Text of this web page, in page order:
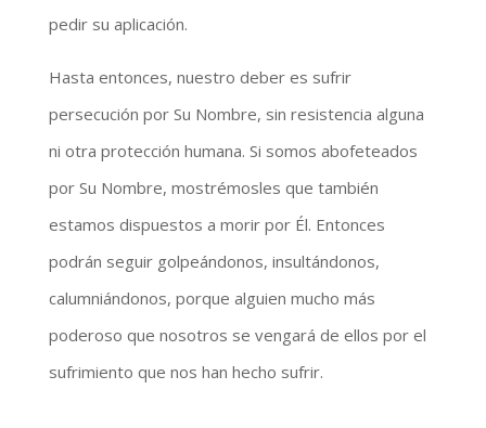
pedir su aplicación.
Hasta entonces, nuestro deber es sufrir
persecución por Su Nombre, sin resistencia alguna
ni otra protección humana. Si somos abofeteados
por Su Nombre, mostrémosles que también
estamos dispuestos a morir por Él. Entonces
podrán seguir golpeándonos, insultándonos,
calumniándonos, porque alguien mucho más
poderoso que nosotros se vengará de ellos por el
sufrimiento que nos han hecho sufrir.